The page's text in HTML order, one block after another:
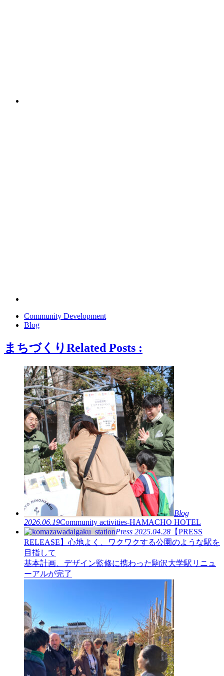
Community Development
Blog
まちづくり Related Posts :
Blog
2026.06.19Community activities-HAMACHO HOTEL
Press 2025.04.28 【PRESS
RELEASE】心地よく、ワクワクする公園のような駅を
目指して
基本計画、デザイン監修に携わった駒沢大学駅リニュ
ーアルが完了